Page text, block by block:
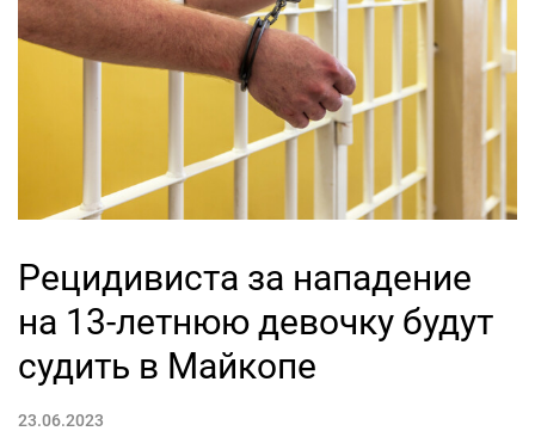
Рецидивиста за нападение
на 13-летнюю девочку будут
судить в Майкопе
23.06.2023